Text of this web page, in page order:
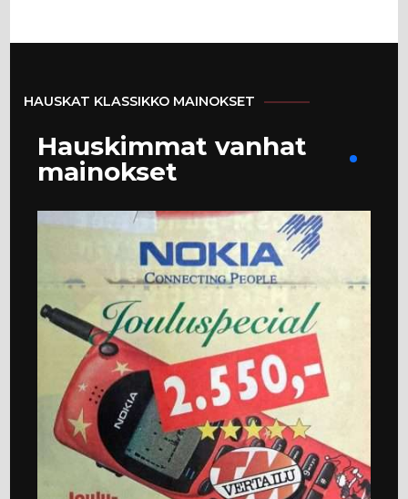
HAUSKAT KLASSIKKO MAINOKSET
Hauskimmat vanhat
mainokset